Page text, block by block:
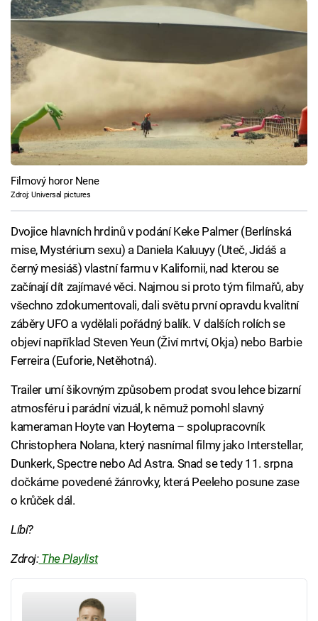
Filmový horor Nene
Zdroj: Universal pictures
Dvojice hlavních hrdinů v podání Keke Palmer (Berlínská
mise, Mystérium sexu) a Daniela Kaluuyy (Uteč, Jidáš a
černý mesiáš) vlastní farmu v Kalifornii, nad kterou se
začínají dít zajímavé věci. Najmou si proto tým filmařů, aby
všechno zdokumentovali, dali světu první opravdu kvalitní
záběry UFO a vydělali pořádný balík. V dalších rolích se
objeví například Steven Yeun (Živí mrtví, Okja) nebo Barbie
Ferreira (Euforie, Netěhotná).
Trailer umí šikovným způsobem prodat svou lehce bizarní
atmosféru i parádní vizuál, k němuž pomohl slavný
kameraman Hoyte van Hoytema – spolupracovník
Christophera Nolana, který nasnímal filmy jako Interstellar,
Dunkerk, Spectre nebo Ad Astra. Snad se tedy 11. srpna
dočkáme povedené žánrovky, která Peeleho posune zase
o krůček dál.
Líbí?
Zdroj:The Playlist